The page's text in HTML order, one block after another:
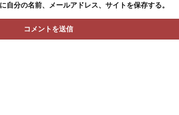
分の名前、メールアドレス、サイトを保存する。